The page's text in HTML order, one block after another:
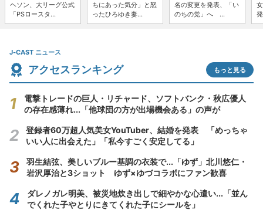
ヘソン、大リーグ公式
「PSロースタ...
ちにあった気分」と怒
ったひろゆき妻...
名の変更を発表、「い
のちの党」へ ...
J-CAST ニュース
アクセスランキング もっと見る
電撃トレードの巨人・リチャード、ソフトバンク・秋広優人
の存在感薄れ...「他球団の方が出場機会ある」の声が
登録者60万超人気美女YouTuber、結婚を発表 「めっちゃ
いい人に出会えた」「私今すごく安定してる」
羽生結弦、美しいブルー基調の衣装で...「ゆず」北川悠仁・
岩沢厚治と3ショット ゆず×ゆづコラボにファン歓喜
ダレノガレ明美、被災地炊き出しで細やかな心遣い...「並ん
でくれた子やとりにきてくれた子にシールを」